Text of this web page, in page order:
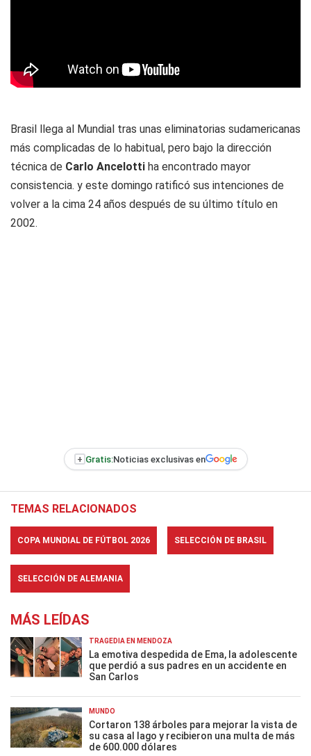
Brasil llega al Mundial tras unas eliminatorias sudamericanas
más complicadas de lo habitual, pero bajo la dirección
técnica de Carlo Ancelotti ha encontrado mayor
consistencia. y este domingo ratificó sus intenciones de
volver a la cima 24 años después de su último título en
2002.
+ Gratis:Noticias exclusivas en
TEMAS RELACIONADOS
COPA MUNDIAL DE FÚTBOL 2026 SELECCIÓN DE BRASIL
SELECCIÓN DE ALEMANIA
MÁS LEÍDAS
TRAGEDIA EN MENDOZA
La emotiva despedida de Ema, la adolescente
que perdió a sus padres en un accidente en
San Carlos
MUNDO
Cortaron 138 árboles para mejorar la vista de
su casa al lago y recibieron una multa de más
de 600.000 dólares